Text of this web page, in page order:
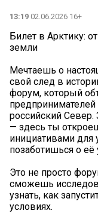
13:19 02.06.2026 16+
Билет в Арктику:
земли
Мечтаешь о
свой след в
форум, который
российский Север.
— здесь ты
инициативами для
позаботишься о её
Это не просто
сможешь
узнать, как
условиях.